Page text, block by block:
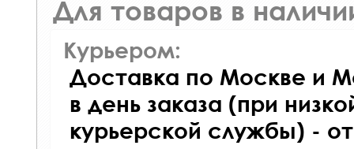
Для товаров в
Курьером:
Доставка по Москве и
в день заказа (при
курьерской службы) -